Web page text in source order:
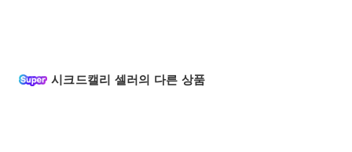
시크드캘리 셀러의 다른 상품